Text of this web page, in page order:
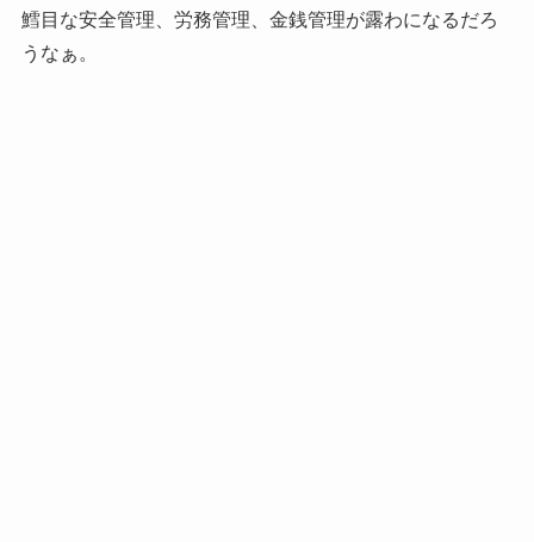
鱈目な安全管理、労務管理、金銭管理が露わになるだろ
うなぁ。